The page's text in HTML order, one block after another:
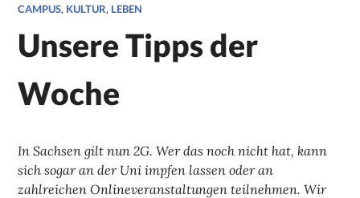
CAMPUS, KULTUR, LEBEN
Unsere Tipps der
Woche
In Sachsen gilt nun 2G. Wer das noch nicht hat, kann
sich sogar an der Uni impfen lassen oder an
zahlreichen Onlineveranstaltungen teilnehmen. Wir